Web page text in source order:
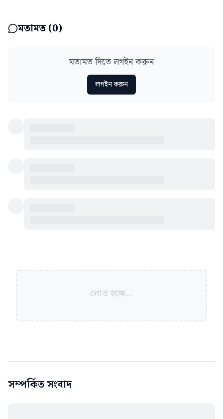
মতামত (0)
মতামত দিতে লগইন করুন
লগইন করুন
লোড হচ্ছে...
সম্পর্কিত সংবাদ